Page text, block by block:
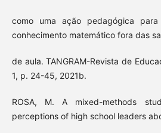
como uma ação pedagógica
conhecimento matemático fora das
de aula. TANGRAM-Revista de
1, p. 24-45, 2021b.
ROSA, M. A mixed-methods
perceptions of high school leaders